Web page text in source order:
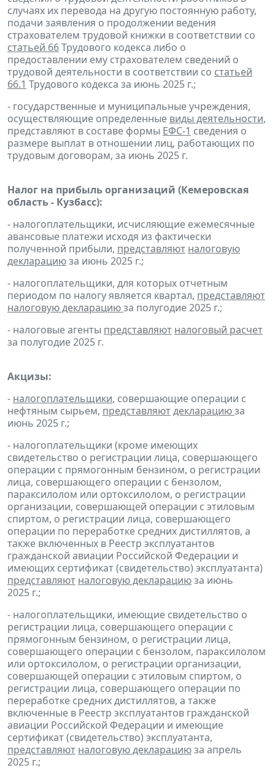
случаях их перевода на другую постоянную работу,
подачи заявления о продолжении ведения
страхователем трудовой книжки в соответствии со
статьей 66Трудового кодекса либо о
предоставлении ему страхователем сведений о
трудовой деятельности в соответствии со статьей
66.1 Трудового кодекса за июнь 2025 г.;
- государственные и муниципальные учреждения,
осуществляющие определенные виды деятельности,
представляют в составе формы ЕФС-1 сведения о
размере выплат в отношении лиц, работающих по
трудовым договорам, за июнь 2025 г.
Налог на прибыль организаций (Кемеровская
область - Кузбасс):
- налогоплательщики, исчисляющие ежемесячные
авансовые платежи исходя из фактически
полученной прибыли, представляют налоговую
декларациюза июнь 2025 г.;
- налогоплательщики, для которых отчетным
периодом по налогу является квартал, представляют
налоговую декларациюза полугодие 2025 г.;
- налоговые агенты представляют налоговый расчет
за полугодие 2025 г.
Акцизы:
- налогоплательщики, совершающие операции с
нефтяным сырьем, представляютдекларациюза
июнь 2025 г.;
- налогоплательщики (кроме имеющих
свидетельство о регистрации лица, совершающего
операции с прямогонным бензином, о регистрации
лица, совершающего операции с бензолом,
параксилолом или ортоксилолом, о регистрации
организации, совершающей операции с этиловым
спиртом, о регистрации лица, совершающего
операции по переработке средних дистиллятов, а
также включенных в Реестр эксплуатантов
гражданской авиации Российской Федерации и
имеющих сертификат (свидетельство) эксплуатанта)
представляют налоговую декларациюза июнь
2025 г.;
- налогоплательщики, имеющие свидетельство о
регистрации лица, совершающего операции с
прямогонным бензином, о регистрации лица,
совершающего операции с бензолом, параксилолом
или ортоксилолом, о регистрации организации,
совершающей операции с этиловым спиртом, о
регистрации лица, совершающего операции по
переработке средних дистиллятов, а также
включенные в Реестр эксплуатантов гражданской
авиации Российской Федерации и имеющие
сертификат (свидетельство) эксплуатанта,
представляют налоговую декларациюза апрель
2025 г.;